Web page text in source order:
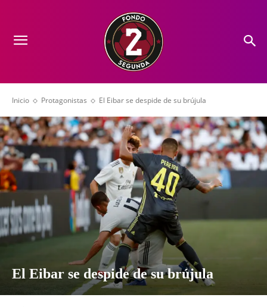
Inicio Protagonistas El Eibar se despide de su brújula
El Eibar se despide de su brújula